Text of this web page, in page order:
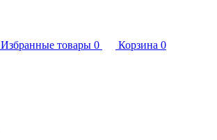
Избранные товары 0 Корзина 0